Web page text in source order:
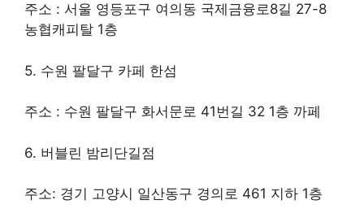
주소 : 서울 영등포구 여의동 국제금융로8길 27-8
농협캐피탈 1층
5. 수원 팔달구 카페 한섬
주소 : 수원 팔달구 화서문로 41번길 32 1층 까페
6. 버블린 밤리단길점
주소: 경기 고양시 일산동구 경의로 461 지하 1층